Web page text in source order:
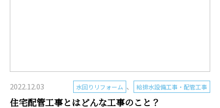
2022.12.03 水回りリフォーム 、 給排水設備工事・配管工事
住宅配管工事とはどんな工事のこと？